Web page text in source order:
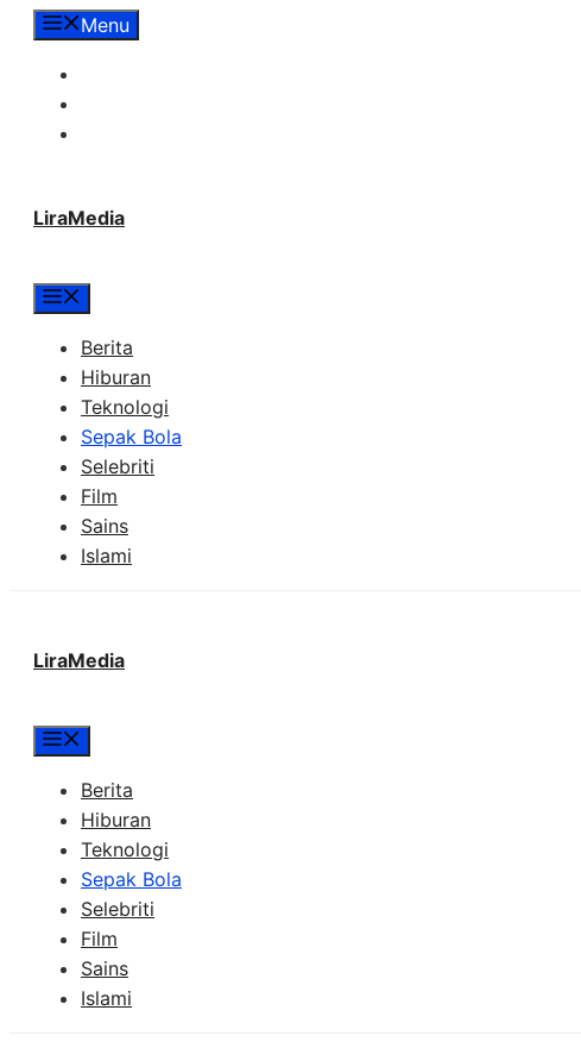
LangsungMenu
LiraMedia
Berita
Hiburan
Teknologi
Sepak Bola
Selebriti
Film
Sains
Islami
LiraMedia
Berita
Hiburan
Teknologi
Sepak Bola
Selebriti
Film
Sains
Islami